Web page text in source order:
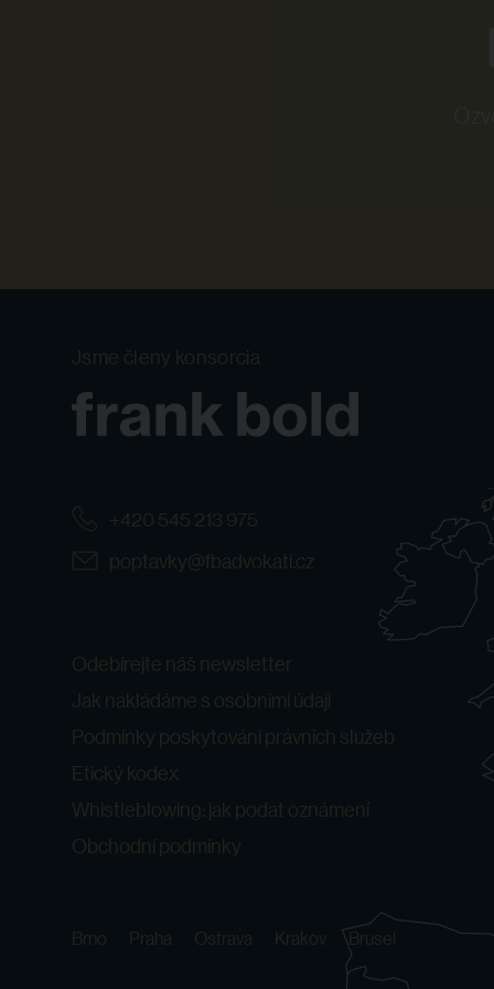
Jsme členy konsorcia
+420 545 213 975
poptavky@fbadvokati.cz
Odebírejte náš newsletter
Jak nakládáme s osobními údaji
Podmínky poskytování právních služeb
Etický kodex
Whistleblowing: jak podat oznámení
Obchodní podmínky
Brno Praha Ostrava Krakov Brusel